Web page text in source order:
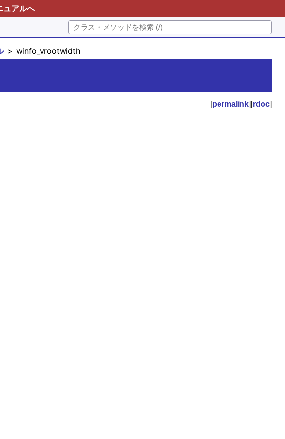
ュアルへ
winfo_vrootwidth
[permalink][rdoc]